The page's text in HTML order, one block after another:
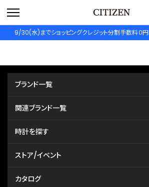
9/30(水)までショッピングクレジット分割手数料０円
ブランド一覧
関連ブランド一覧
時計を探す
ストア/イベント
カタログ